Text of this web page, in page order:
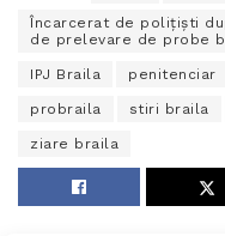
Încarcerat de polițiști
de prelevare de probe
IPJ Braila penitenciar
probraila stiri braila
ziare braila